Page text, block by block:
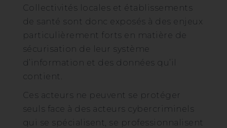
Collectivités locales et établissements
de santé sont donc exposés à des enjeux
particulièrement forts en matière de
sécurisation de leur système
d’information et des données qu’il
contient.
Ces acteurs ne peuvent se protéger
seuls face à des acteurs cybercriminels
qui se spécialisent, se professionnalisent